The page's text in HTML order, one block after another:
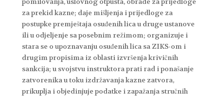
za prekid kazne; daje mišljenja i prijedloge za
postupke premještaja osuđenih lica u druge ustanove
ili u odjeljenje sa posebnim režimom; organizuje i
stara se o upoznavanju osuđenih lica sa ZIKS-om i
drugim propisima iz oblasti izvršenja krivičnih
sankcija; u svojstvu instruktora prati rad i ponašanje
zatvorenika u toku izdržavanja kazne zatvora,
prikuplja i objedinjuje podatke i zapažanja stručnih